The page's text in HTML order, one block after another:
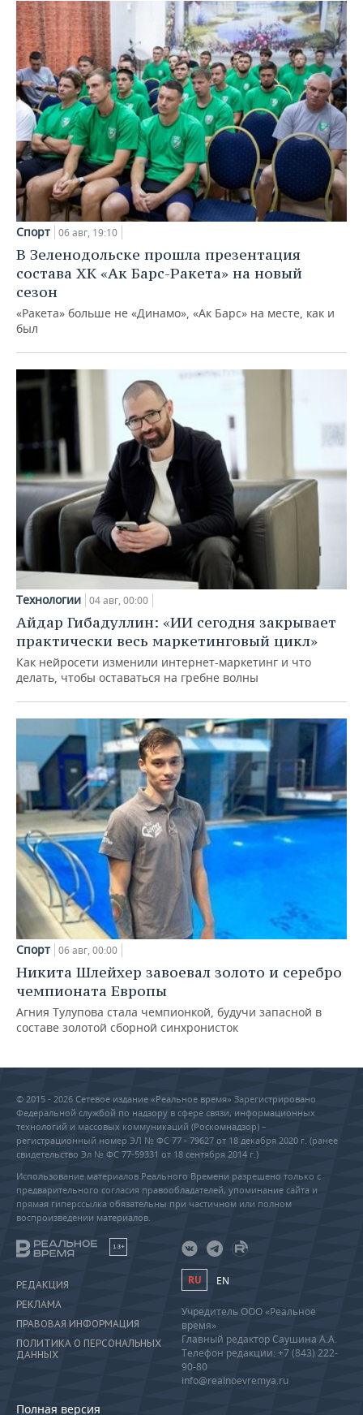
Спорт 06 авг, 19:10
В Зеленодольске прошла презентация
состава ХК «Ак Барс-Ракета» на новый
сезон
«Ракета» больше не «Динамо», «Ак Барс» на месте, как и
был
Технологии 04 авг, 00:00
Айдар Гибадуллин: «ИИ сегодня закрывает
практически весь маркетинговый цикл»
Как нейросети изменили интернет-маркетинг и что
делать, чтобы оставаться на гребне волны
Спорт 06 авг, 00:00
Никита Шлейхер завоевал золото и серебро
чемпионата Европы
Агния Тулупова стала чемпионкой, будучи запасной в
составе золотой сборной синхронисток
© 2015 - 2026 Сетевое издание «Реальное время» Зарегистрировано
Федеральной службой по надзору в сфере связи, информационных
технологий и массовых коммуникаций (Роскомнадзор) –
регистрационный номер ЭЛ № ФС 77 - 79627 от 18 декабря 2020 г. (ранее
свидетельство Эл № ФС 77-59331 от 18 сентября 2014 г.)
Использование материалов Реального Времени разрешено только с
предварительного согласия правообладателей, упоминание сайта и
прямая гиперссылка обязательны при частичном или полном
воспроизведении материалов.
18+
РЕДАКЦИЯ
РЕКЛАМА
ПРАВОВАЯ ИНФОРМАЦИЯ
ПОЛИТИКА О ПЕРСОНАЛЬНЫХ
ДАННЫХ
Полная версия
RU EN
Учредитель ООО «Реальное
время»
Главный редактор Саушина А.А.
Телефон редакции: +7 (843) 222-
90-80
info@realnoevremya.ru